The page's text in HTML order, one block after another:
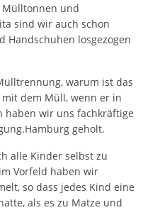
und
sind wir auch schon
Handschuhen losgezogen
warum ist das
dem Müll, wenn er in
haben wir uns fachkräftige
geholt.
alle Kinder selbst zu
Vorfeld haben wir
so dass jedes Kind eine
als es zu Matze und